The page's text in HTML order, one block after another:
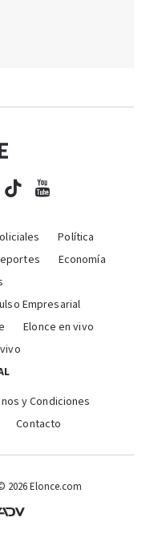
Política
Economía
Empresarial
Elonce en vivo
y Condiciones
Contacto
2026 Elonce.com